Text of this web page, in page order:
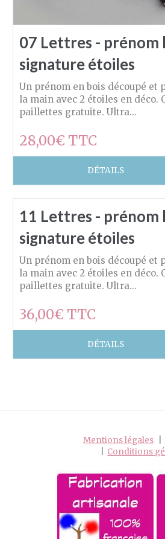
07 Lettres - prénom
signature étoiles
Un prénom en bois découpé et
la main avec 2 étoiles en déco.
paillettes gratuite. Ultra...
28,00€ TTC
DÉTAILS
11 Lettres - prénom
signature étoiles
Un prénom en bois découpé et
la main avec 2 étoiles en déco.
paillettes gratuite. Ultra...
36,00€ TTC
DÉTAILS
Mentions légales
Conditions